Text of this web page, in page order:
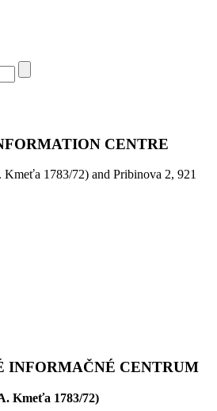
CENTRE
1783/72) and Pribinova 2, 921
INFORMAČNÉ CENTRUM
Kmeťa 1783/72)